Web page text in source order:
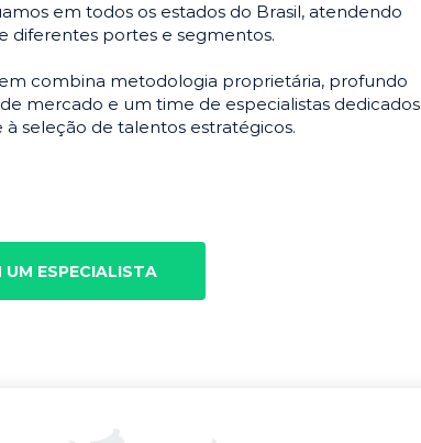
em todos os estados do Brasil, atendendo
diferentes portes e segmentos.
combina metodologia proprietária, profundo
mercado e um time de especialistas dedicados
à seleção de talentos estratégicos.
UM ESPECIALISTA